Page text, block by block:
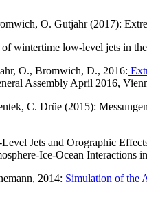
O. Gutjahr (2017):
wintertime low-level jets in
O., Bromwich, D., 2016:
Assembly April 2016,
C. Drüe (2015):
Jets and Orographic
Ice-Ocean Interactions
2014: Simulation of the